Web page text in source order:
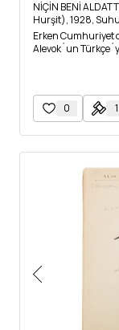
NİÇİN BENİ
Hurşit), 1928,
Erken Cumhuriyet
Alevok´un
0 1